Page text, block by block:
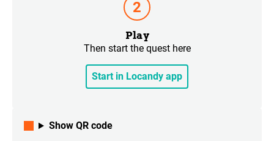
Play
Then start the quest here
Start in Locandy app
Show QR code